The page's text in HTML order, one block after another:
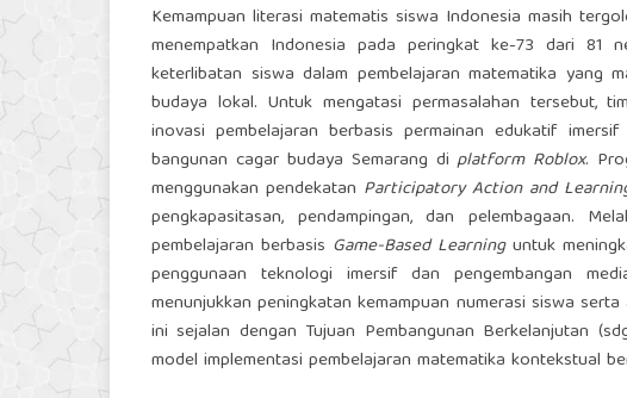
Kemampuan literasi matematis siswa Indonesia masih
menempatkan Indonesia pada peringkat ke-73 dari 81
keterlibatan siswa dalam pembelajaran matematika yang
budaya lokal. Untuk mengatasi permasalahan tersebut,
inovasi pembelajaran berbasis permainan edukatif
bangunan cagar budaya Semarang diplatform Roblox.
menggunakan pendekatan Participatory Action and
pengkapasitasan, pendampingan, dan pelembagaan.
pembelajaran berbasis Game-Based Learninguntuk
penggunaan teknologi imersif dan pengembangan
menunjukkan peningkatan kemampuan numerasi siswa
ini sejalan dengan Tujuan Pembangunan Berkelanjutan
model implementasi pembelajaran matematika kontekstual